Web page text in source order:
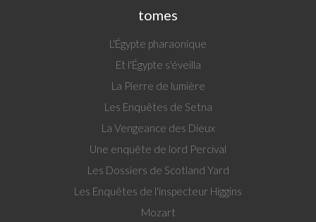
tomes
L'Égypte pharaonique
Et l'Égypte s'éveilla
La Pierre de lumière
Les Enquêtes de Setna
La Vengeance des Dieux
Une enquête de lord Percival
Les Dossiers de Scotland Yard
Les Enquêtes de l'inspecteur Higgins
Mozart